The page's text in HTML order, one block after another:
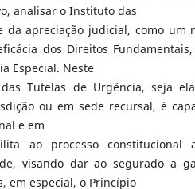
analisar o Instituto das
da apreciação judicial, como um
dos Direitos
Especial. Neste
Tutelas de Urgência, seja
ou em sede recursal, é
e em
ao processo constitucional
visando dar ao segurado a
em especial, o Princípio